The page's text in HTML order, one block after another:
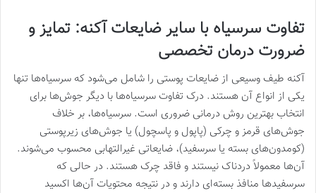
تفاوت سرسیاه با سایر ضایعات آکنه: تمایز و
ضرورت درمان تخصصی
آکنه طیف وسیعی از ضایعات پوستی را شامل می‌شود که سرسیاه‌ها تنها
یکی از انواع آن هستند. درک تفاوت سرسیاه‌ها با دیگر جوش‌ها برای
انتخاب بهترین روش درمانی ضروری است. سرسیاه‌ها، بر خلاف
جوش‌های قرمز و چرکی (پاپول و پاسچول) یا جوش‌های زیرپوستی
(کومدون‌های بسته یا سرسفید)، ضایعاتی غیرالتهابی محسوب می‌شوند.
آن‌ها معمولاً دردناک نیستند و فاقد چرک هستند. در حالی که
سرسفیدها منافذ بسته‌ای دارند و در نتیجه محتویات آن‌ها اکسید